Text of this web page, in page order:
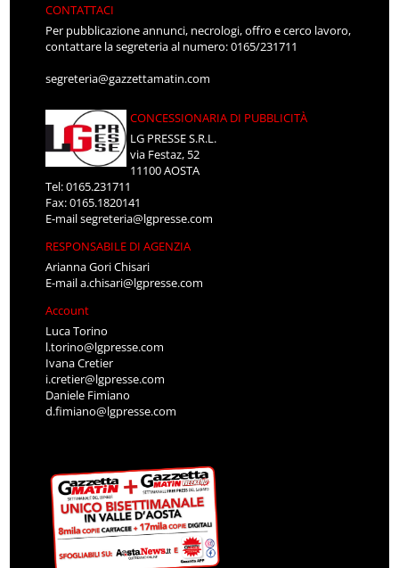
CONTATTACI
Per pubblicazione annunci, necrologi, offro e cerco lavoro,
contattare la segreteria al numero: 0165/231711
segreteria@gazzettamatin.com
CONCESSIONARIA DI PUBBLICITÀ
LG PRESSE S.R.L.
via Festaz, 52
11100 AOSTA
Tel: 0165.231711
Fax: 0165.1820141
E-mailsegreteria@lgpresse.com
RESPONSABILE DI AGENZIA
Arianna Gori Chisari
E-maila.chisari@lgpresse.com
Account
Luca Torino
l.torino@lgpresse.com
Ivana Cretier
i.cretier@lgpresse.com
Daniele Fimiano
d.fimiano@lgpresse.com